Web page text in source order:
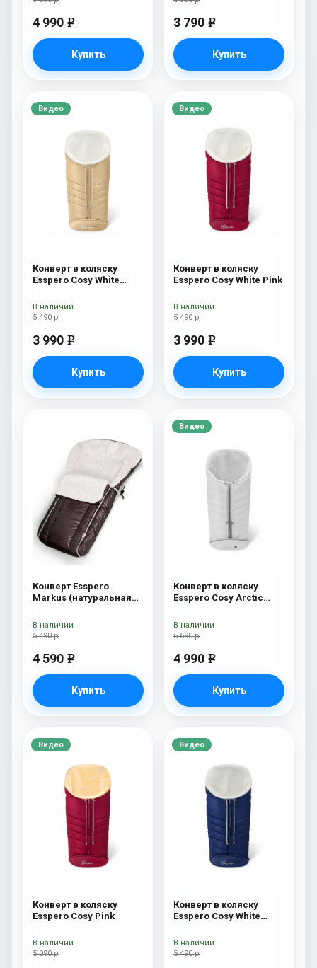
4 990 e
Купить
3 790 e
Купить
Видео
Конверт в коляску
Esspero Cosy White
5 490 р
3 990 e
Купить
В наличии
Видео
Конверт в коляску
Esspero Cosy White Pink
5 490 р
3 990 e
Купить
В наличии
Конверт Esspero
Markus (натуральная
5 490 р
4 590 e
Купить
В наличии
Видео
Конверт в коляску
Esspero Cosy Arctic
6 690 р
4 990 e
Купить
В наличии
Видео
Конверт в коляску
Esspero Cosy Pink
5 090 р
В наличии
Видео
Конверт в коляску
Esspero Cosy White
5 490 р
В наличии